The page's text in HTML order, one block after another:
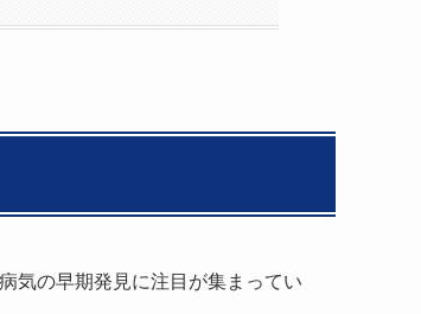
気の早期発見に注目が集まってい